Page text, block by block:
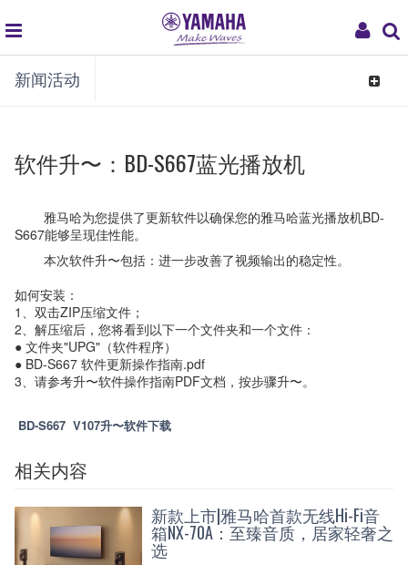
My
global
navigation
新闻活动
Toggle
软件升〜：BD-S667蓝光播放机
雅马哈为您提供了更新软件以确保您的雅马哈蓝光播放机BD-
S667能够呈现佳性能。
本次软件升〜包括：进一步改善了视频输出的稳定性。
如何安装：
1、双击ZIP压缩文件；
2、解压缩后，您将看到以下一个文件夹和一个文件：
● 文件夹"UPG"（软件程序）
● BD-S667 软件更新操作指南.pdf
3、请参考升〜软件操作指南PDF文档，按步骤升〜。
BD-S667 V107升〜软件下载
相关内容
新款上市|雅马哈首款无线Hi-Fi音
箱NX-70A：至臻音质，居家轻奢之
选